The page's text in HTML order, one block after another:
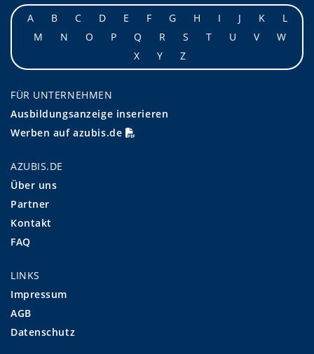
A
B C D E F G H I J K
L
M
N O P Q R S T U V
W
X
Y Z
FÜR UNTERNEHMEN
Ausbildungsanzeige inserieren
Werben auf azubis.de
AZUBIS.DE
Über uns
Partner
Kontakt
FAQ
LINKS
Impressum
AGB
Datenschutz